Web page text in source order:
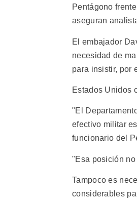
Pentágono
aseguran
El embajador
necesidad de
para insistir, por
Estados Unidos
"El
efectivo militar
funcionario del
"Esa posición
Tampoco es
considerables